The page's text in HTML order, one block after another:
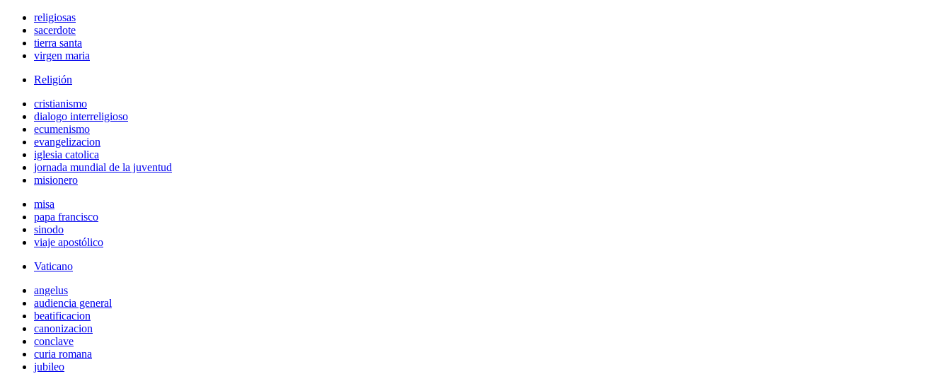
religiosas
sacerdote
tierra santa
virgen maria
Religión
cristianismo
dialogo interreligioso
ecumenismo
evangelizacion
iglesia catolica
jornada mundial de la juventud
misionero
misa
papa francisco
sinodo
viaje apostólico
Vaticano
angelus
audiencia general
beatificacion
canonizacion
conclave
curia romana
jubileo